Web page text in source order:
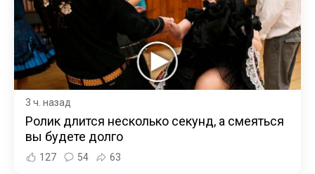
3 ч. назад
Ролик длится несколько секунд, а смеяться
вы будете долго
127 54 63